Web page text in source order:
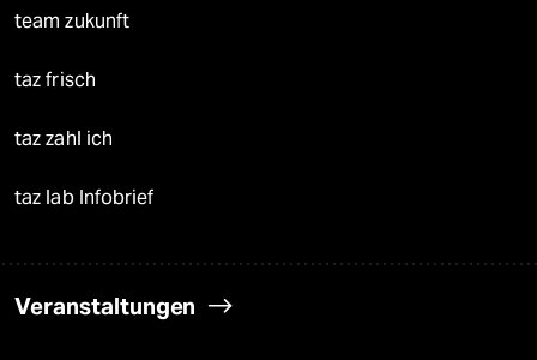
team zukunft
taz frisch
taz zahl ich
taz lab Infobrief
Veranstaltungen